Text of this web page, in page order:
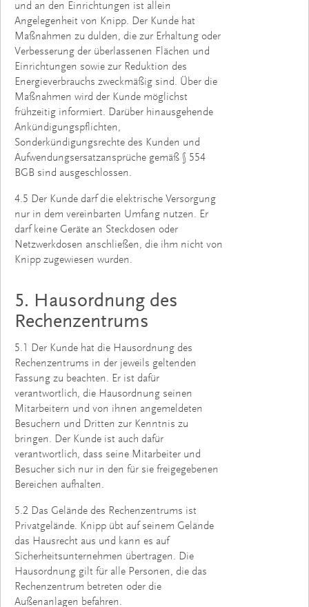
und an den Einrichtungen ist allein
Angelegenheit von Knipp. Der Kunde hat
Maßnahmen zu dulden, die zur Erhaltung oder
Verbesserung der überlassenen Flächen und
Einrichtungen sowie zur Reduktion des
Energieverbrauchs zweckmäßig sind. Über die
Maßnahmen wird der Kunde möglichst
frühzeitig informiert. Darüber hinausgehende
Ankündigungspflichten,
Sonderkündigungsrechte des Kunden und
Aufwendungsersatzansprüche gemäß § 554
BGB sind ausgeschlossen.
4.5 Der Kunde darf die elektrische Versorgung
nur in dem vereinbarten Umfang nutzen. Er
darf keine Geräte an Steckdosen oder
Netzwerkdosen anschließen, die ihm nicht von
Knipp zugewiesen wurden.
5. Hausordnung des
Rechenzentrums
5.1 Der Kunde hat die Hausordnung des
Rechenzentrums in der jeweils geltenden
Fassung zu beachten. Er ist dafür
verantwortlich, die Hausordnung seinen
Mitarbeitern und von ihnen angemeldeten
Besuchern und Dritten zur Kenntnis zu
bringen. Der Kunde ist auch dafür
verantwortlich, dass seine Mitarbeiter und
Besucher sich nur in den für sie freigegebenen
Bereichen aufhalten.
5.2 Das Gelände des Rechenzentrums ist
Privatgelände. Knipp übt auf seinem Gelände
das Hausrecht aus und kann es auf
Sicherheitsunternehmen übertragen. Die
Hausordnung gilt für alle Personen, die das
Rechenzentrum betreten oder die
Außenanlagen befahren.